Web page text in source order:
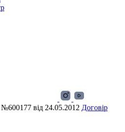
від 24.05.2012 Договір